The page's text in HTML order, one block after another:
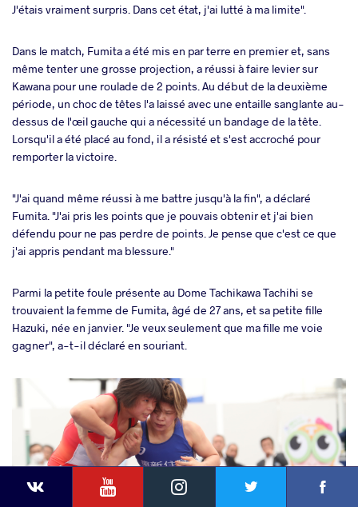
YouTubeInstagram
J'étais vraiment surpris. Dans cet état, j'ai lutté à ma limite".
Dans le match, Fumita a été mis en par terre en premier et, sans
même tenter une grosse projection, a réussi à faire levier sur
Kawana pour une roulade de 2 points. Au début de la deuxième
période, un choc de têtes l'a laissé avec une entaille sanglante au-
dessus de l'œil gauche qui a nécessité un bandage de la tête.
Lorsqu'il a été placé au fond, il a résisté et s'est accroché pour
remporter la victoire.
"J'ai quand même réussi à me battre jusqu'à la fin", a déclaré
Fumita. "J'ai pris les points que je pouvais obtenir et j'ai bien
défendu pour ne pas perdre de points. Je pense que c'est ce que
j'ai appris pendant ma blessure."
Parmi la petite foule présente au Dome Tachikawa Tachihi se
trouvaient la femme de Fumita, âgé de 27 ans, et sa petite fille
Hazuki, née en janvier. "Je veux seulement que ma fille me voie
gagner", a-t-il déclaré en souriant.